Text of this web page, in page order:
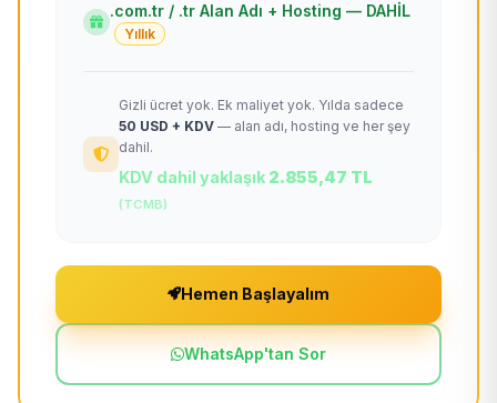
.com.tr / .tr Alan Adı + Hosting — DAHİL
Yıllık
Gizli ücret yok. Ek maliyet yok. Yılda sadece
50 USD + KDV — alan adı, hosting ve her şey
dahil.
KDV dahil yaklaşık 2.855,47 TL
(TCMB)
Hemen Başlayalım
WhatsApp'tan Sor